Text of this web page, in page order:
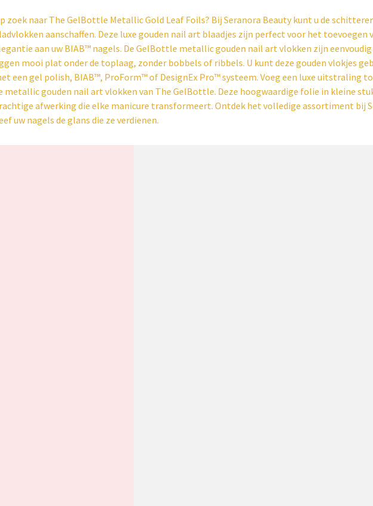
zoek naar The GelBottle Metallic Gold Leaf Foils? Bij Seranora Beauty kunt u de
aanschaffen. Deze luxe gouden nail art blaadjes zijn perfect voor het toevoegen
aan uw BIAB™ nagels. De GelBottle metallic gouden nail art vlokken zijn
mooi plat onder de toplaag, zonder bobbels of ribbels. U kunt deze gouden vlokjes
een gel polish, BIAB™, ProForm™ of DesignEx Pro™ systeem. Voeg een luxe uitstraling
metallic gouden nail art vlokken van The GelBottle. Deze hoogwaardige folie in kleine
afwerking die elke manicure transformeert. Ontdek het volledige assortiment bij
uw nagels de glans die ze verdienen.